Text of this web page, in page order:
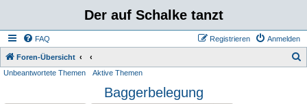
Der auf Schalke tanzt
FAQ Anmelden
Registrieren
Foren-Übersicht
Unbeantwortete Themen Aktive Themen
Baggerbelegung